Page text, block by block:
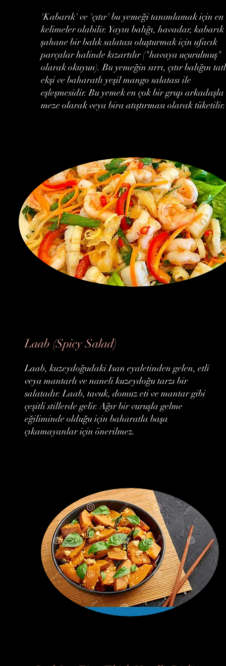
'Kabarık' ve 'çıtır' bu yemeği tanımlamak için
kelimeler olabilir. Yayın balığı, havadar, kabarık
şahane bir balık salatası oluşturmak için ufacık
parçalar halinde kızartılır ("havaya uçurulmuş"
olarak okuyun). Bu yemeğin sırrı, çıtır balığın
ekşi ve baharatlı yeşil mango salatası ile
eşleşmesidir. Bu yemek en çok bir grup arkadaşla
meze olarak veya bira atıştırması olarak tüketilir.
Laab (Spicy Salad)
Laab, kuzeydoğudaki Isan eyaletinden gelen, etli
veya mantarlı ve naneli kuzeydoğu tarzı bir
salatadır. Laab, tavuk, domuz eti ve mantar gibi
çeşitli stillerde gelir. Ağır bir vuruşla gelme
eğiliminde olduğu için baharatla başa
çıkamayanlar için önerilmez.